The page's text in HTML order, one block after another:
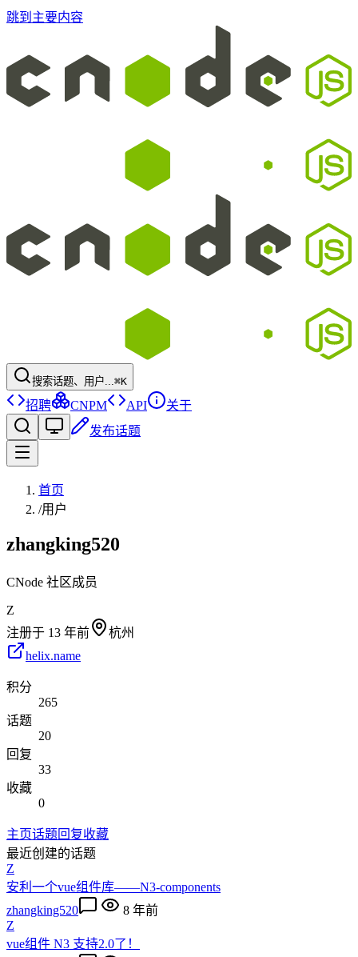
跳到主要内容
搜索话题、用户...⌘K
招聘 CNPM API
关于
发布话题
首页
/用户
zhangking520
CNode 社区成员
Z
注册于 13 年前
杭州
helix.name
积分
265
话题
20
回复
33
收藏
0
主页话题回复收藏
最近创建的话题
Z
安利一个vue组件库——N3-components
zhangking520
8 年前
Z
vue组件 N3 支持2.0了！